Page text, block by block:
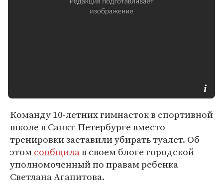
Команду 10-летних гимнасток в спортивной
школе в Санкт-Петербурге вместо
тренировки заставили убирать туалет. Об
этомсообщилав своем блоге городской
уполномоченный по правам ребенка
Светлана Агапитова.